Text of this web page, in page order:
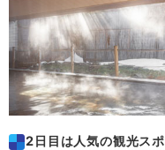
2日目は人気の観光ス